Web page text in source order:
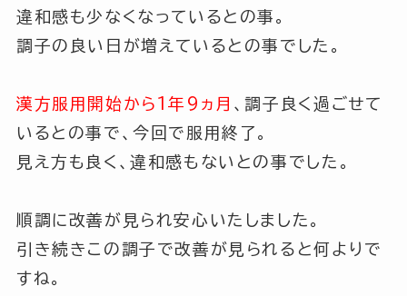
違和感も少なくなっているとの事。
調子の良い日が増えているとの事でした。
漢方服用開始から1年9ヵ月 、調子良く過ごせて
いるとの事で、今回で服用終了。
見え方も良く、違和感もないとの事でした。
順調に改善が見られ安心いたしました。
引き続きこの調子で改善が見られると何よりで
すね。